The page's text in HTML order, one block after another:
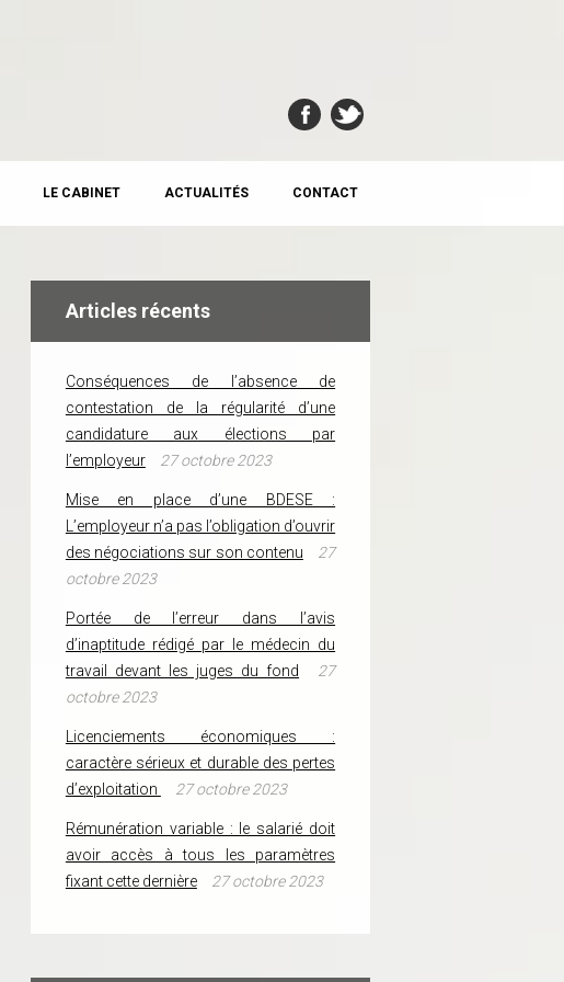
LE CABINET ACTUALITÉS CONTACT
Articles récents
Conséquences de l’absence de
contestation de la régularité d’une
candidature aux élections par
l’employeur
27 octobre 2023
Mise en place d’une BDESE :
L’employeur n’a pas l’obligation d’ouvrir
des négociations sur son contenu
27
octobre 2023
Portée de l’erreur dans l’avis
d’inaptitude rédigé par le médecin du
travail devant les juges du fond
27
octobre 2023
Licenciements économiques :
caractère sérieux et durable des pertes
d’exploitation
27 octobre 2023
Rémunération variable : le salarié doit
avoir accès à tous les paramètres
fixant cette dernière
27 octobre 2023